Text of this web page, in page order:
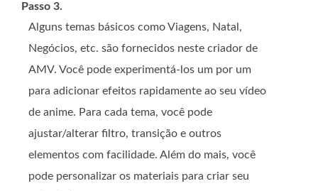
Passo 3.
Alguns temas básicos como Viagens, Natal,
Negócios, etc. são fornecidos neste criador de
AMV. Você pode experimentá-los um por um
para adicionar efeitos rapidamente ao seu vídeo
de anime. Para cada tema, você pode
ajustar/alterar filtro, transição e outros
elementos com facilidade. Além do mais, você
pode personalizar os materiais para criar seu